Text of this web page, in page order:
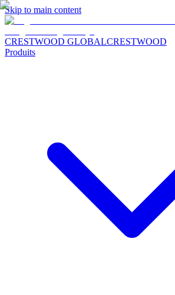
Skip to main content
CRESTWOOD GLOBALCRESTWOOD
Produits